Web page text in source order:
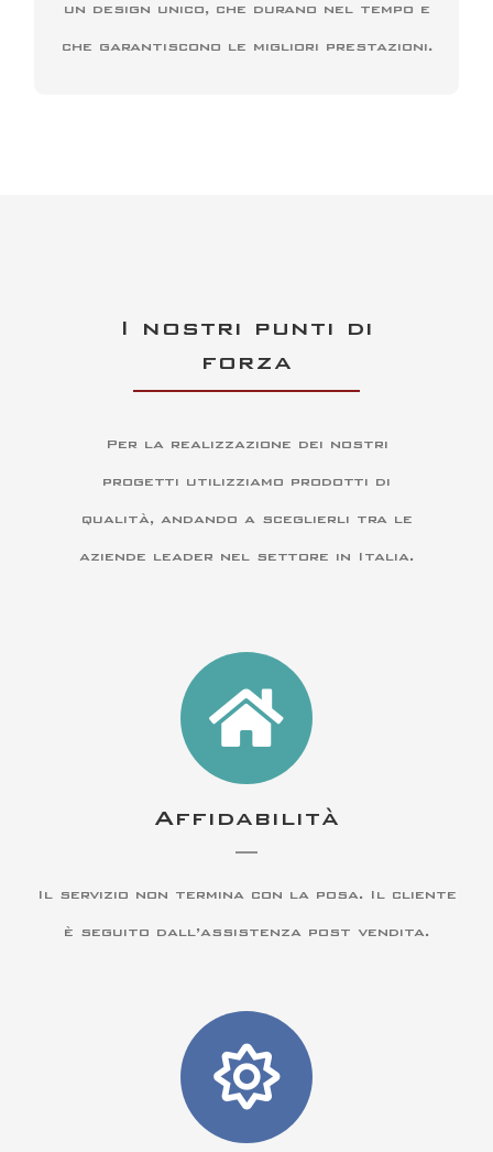
un design unico, che durano nel tempo e
che garantiscono le migliori prestazioni.
I nostri punti di
forza
Per la realizzazione dei nostri
progetti utilizziamo prodotti di
qualità, andando a sceglierli tra le
aziende leader nel settore in Italia.
Affidabilità
Il servizio non termina con la posa. Il cliente
è seguito dall’assistenza post vendita.